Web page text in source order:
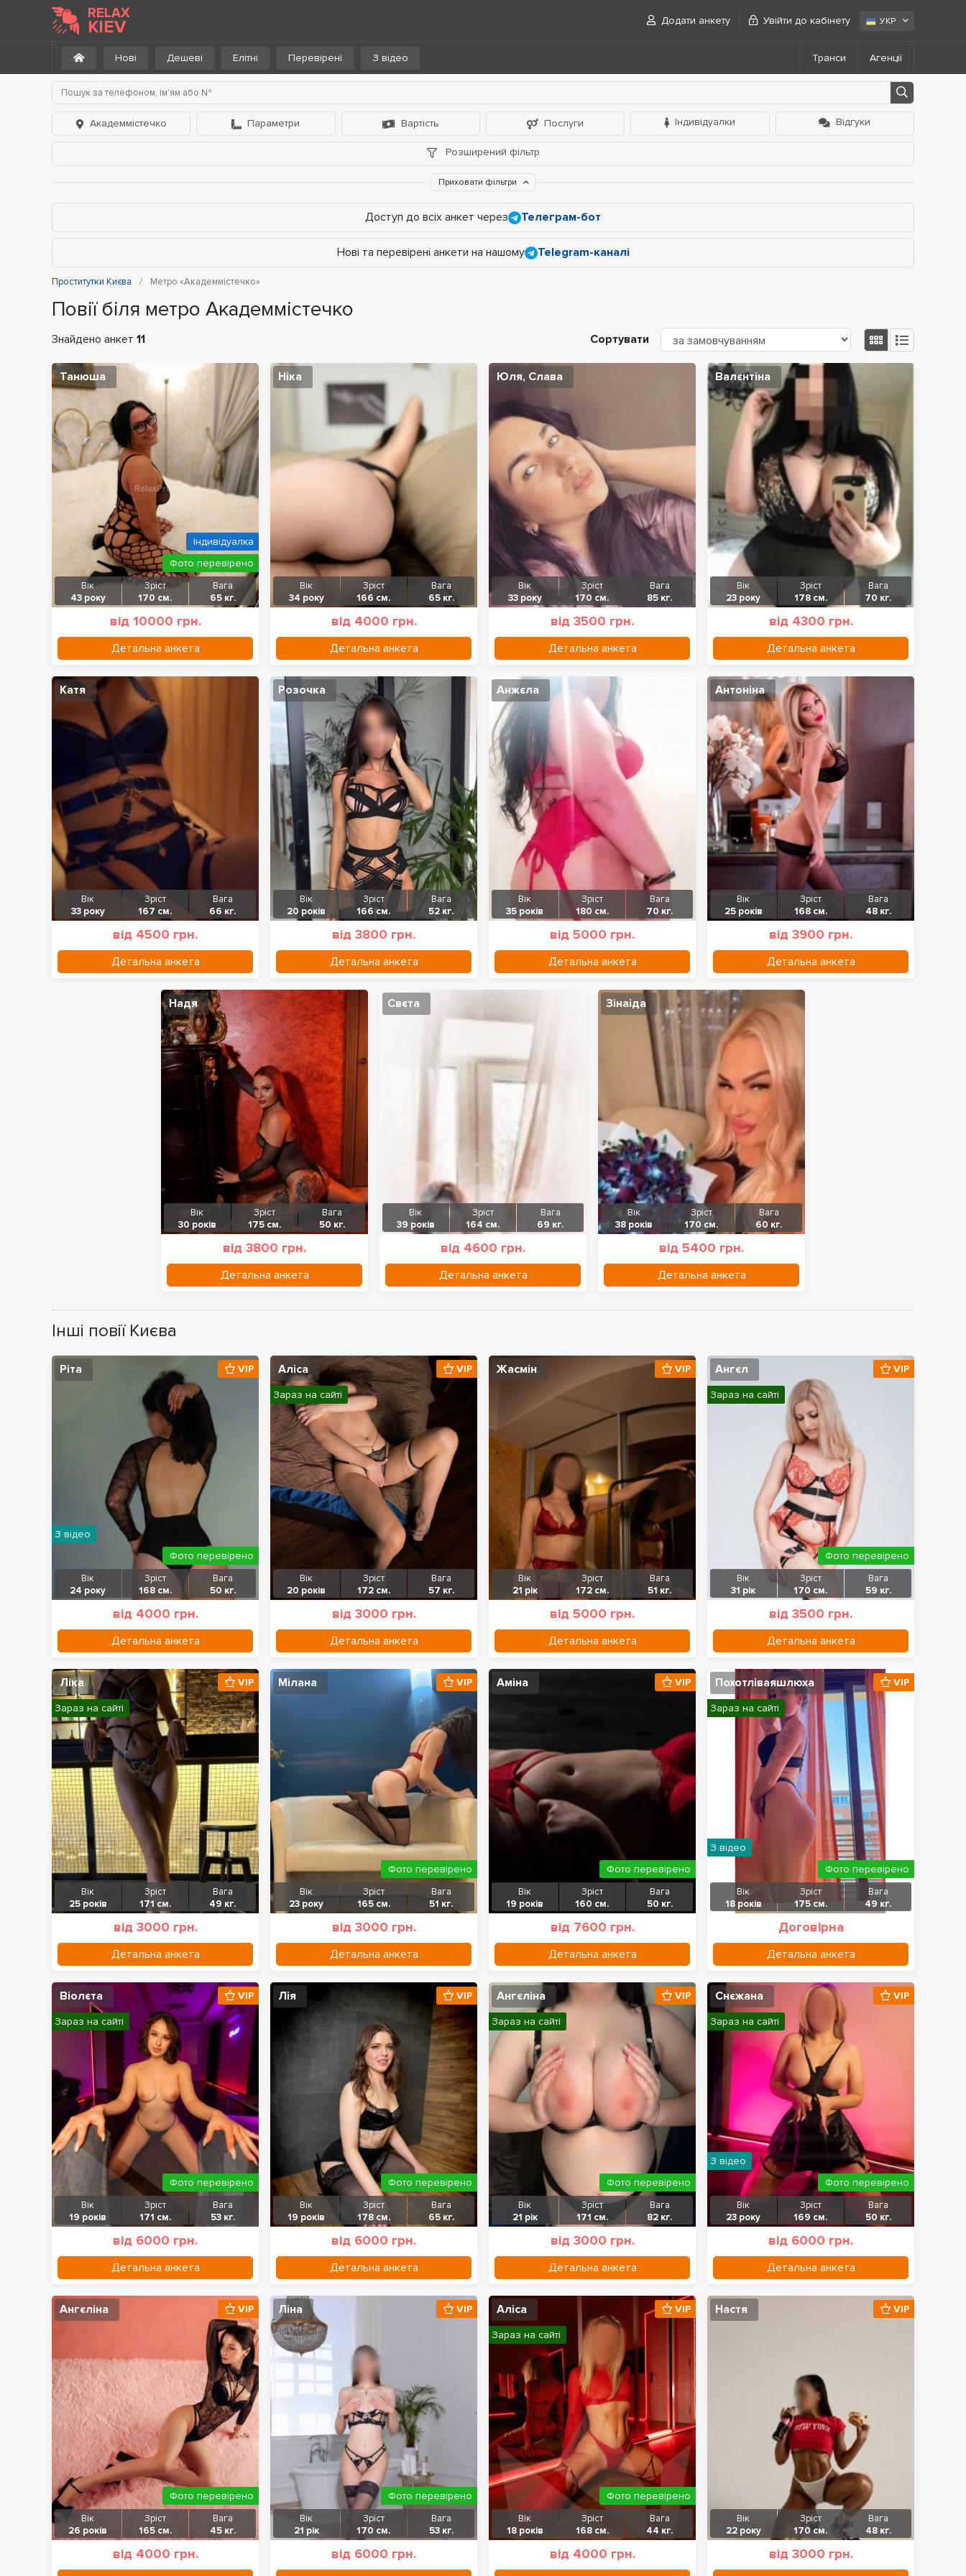
RELAX
KIEV Додати анкету Увійти до кабінету УКР
Нові Дешеві Елітні Перевірені З відео Транси Агенції
Академмістечко Параметри Вартість Послуги Індивідуалки Відгуки
Розширений фільтр
Приховати фільтри
Доступ до всіх анкет через Телеграм-бот
Нові та перевірені анкети на нашому Telegram-каналі
Проститутки Києва Метро «Академмістечко»
Повії біля метро Академмістечко
Знайдено анкет 11 Сортувати
Танюша
Вік
43 року
Зріст
170 см.
Вага
65 кг.
від 10000 грн.
Детальна анкета
Фото перевірено
Індивідуалка
Ніка
Вік
34 року
Зріст
166 см.
Вага
65 кг.
від 4000 грн.
Детальна анкета
Юля, Слава
Вік
33 року
Зріст
170 см.
Вага
85 кг.
від 3500 грн.
Детальна анкета
Валєнтіна
Вік
23 року
Зріст
178 см.
Вага
70 кг.
від 4300 грн.
Детальна анкета
Катя
Вік
33 року
Зріст
167 см.
Вага
66 кг.
від 4500 грн.
Детальна анкета
Розочка
Вік
20 років
Зріст
166 см.
Вага
52 кг.
від 3800 грн.
Детальна анкета
Анжєла
Вік
35 років
Зріст
180 см.
Вага
70 кг.
від 5000 грн.
Детальна анкета
Антоніна
Вік
25 років
Зріст
168 см.
Вага
48 кг.
від 3900 грн.
Детальна анкета
Надя
Вік
30 років
Зріст
175 см.
Вага
50 кг.
від 3800 грн.
Детальна анкета
Свєта
Вік
39 років
Зріст
164 см.
Вага
69 кг.
від 4600 грн.
Детальна анкета
Зінаіда
Вік
38 років
Зріст
170 см.
Вага
60 кг.
від 5400 грн.
Детальна анкета
Інші повії Києва
Ріта
Вік
24 року
Зріст
168 см.
Вага
50 кг.
від 4000 грн.
Детальна анкета
VIP
З відео
Фото перевірено
Аліса
Вік
20 років
Зріст
172 см.
Вага
57 кг.
від 3000 грн.
Детальна анкета
VIP
Зараз на сайті
Жасмін
Вік
21 рік
Зріст
172 см.
Вага
51 кг.
від 5000 грн.
Детальна анкета
VIP Ангєл
Вік
31 рік
Зріст
170 см.
Вага
59 кг.
від 3500 грн.
Детальна анкета
VIP
Зараз на сайті
Фото перевірено
Ліка
Вік
25 років
Зріст
171 см.
Вага
49 кг.
від 3000 грн.
Детальна анкета
VIP
Зараз на сайті
Мілана
Вік
23 року
Зріст
165 см.
Вага
51 кг.
від 3000 грн.
Детальна анкета
VIP
Фото перевірено
Аміна
Вік
19 років
Зріст
160 см.
Вага
50 кг.
від 7600 грн.
Детальна анкета
VIP
Фото перевірено
Похотліваяшлюха
Вік
18 років
Зріст
175 см.
Вага
49 кг.
Договірна
Детальна анкета
VIP
Зараз на сайті
З відео
Фото перевірено
Віолєта
Вік
19 років
Зріст
171 см.
Вага
53 кг.
від 6000 грн.
Детальна анкета
VIP
Зараз на сайті
Фото перевірено
Лія
Вік
19 років
Зріст
178 см.
Вага
65 кг.
від 6000 грн.
Детальна анкета
VIP
Фото перевірено
Ангєліна
Вік
21 рік
Зріст
171 см.
Вага
82 кг.
від 3000 грн.
Детальна анкета
VIP
Зараз на сайті
Фото перевірено
Снєжана
Вік
23 року
Зріст
169 см.
Вага
50 кг.
від 6000 грн.
Детальна анкета
VIP
Зараз на сайті
З відео
Фото перевірено
Ангєліна
Вік
26 років
Зріст
165 см.
Вага
45 кг.
від 4000 грн.
VIP
Фото перевірено
Ліна
Вік
21 рік
Зріст
170 см.
Вага
53 кг.
від 6000 грн.
VIP
Фото перевірено
Аліса
Вік
18 років
Зріст
168 см.
Вага
44 кг.
від 4000 грн.
VIP
Зараз на сайті
Фото перевірено
Настя
Вік
22 року
Зріст
170 см.
Вага
48 кг.
від 3000 грн.
VIP